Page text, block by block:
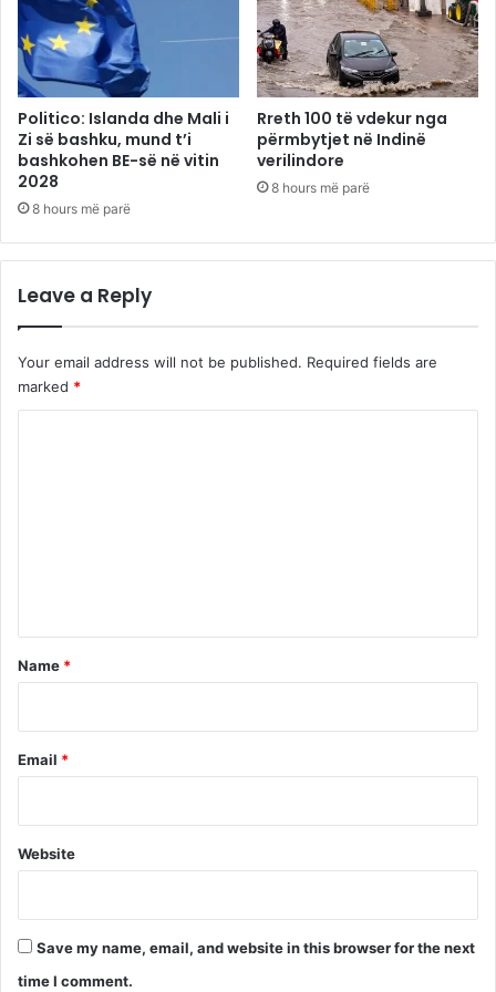
Politico: Islanda dhe Mali i
Zi së bashku, mund t’i
bashkohen BE-së në vitin
2028
8 hours më parë
Rreth 100 të vdekur nga
përmbytjet në Indinë
verilindore
8 hours më parë
Leave a Reply
Your email address will not be published. Required fields are
marked *
*
Name *
Email *
Website
Save my name, email, and website in this browser for the next
time I comment.